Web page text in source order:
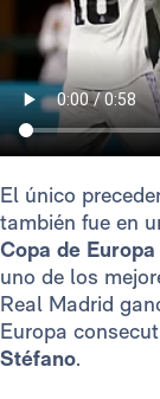
El único
también fue en
Copa de Europa
uno de los
Real Madrid
Europa
Stéfano.